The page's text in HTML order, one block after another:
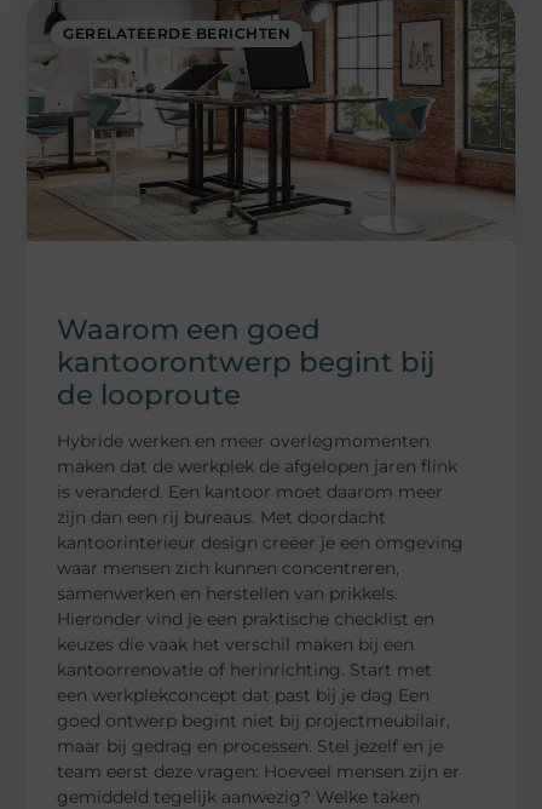
GERELATEERDE BERICHTEN
Waarom een goed
kantoorontwerp begint bij
de looproute
Hybride werken en meer overlegmomenten
maken dat de werkplek de afgelopen jaren flink
is veranderd. Een kantoor moet daarom meer
zijn dan een rij bureaus. Met doordacht
kantoorinterieur design creëer je een omgeving
waar mensen zich kunnen concentreren,
samenwerken en herstellen van prikkels.
Hieronder vind je een praktische checklist en
keuzes die vaak het verschil maken bij een
kantoorrenovatie of herinrichting. Start met
een werkplekconcept dat past bij je dag Een
goed ontwerp begint niet bij projectmeubilair,
maar bij gedrag en processen. Stel jezelf en je
team eerst deze vragen: Hoeveel mensen zijn er
gemiddeld tegelijk aanwezig? Welke taken